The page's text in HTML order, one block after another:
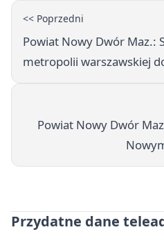
<< Poprzedni
Powiat Nowy Dwór Maz.:
metropolii warszawskiej
Powiat Nowy Dwór
Przydatne dane